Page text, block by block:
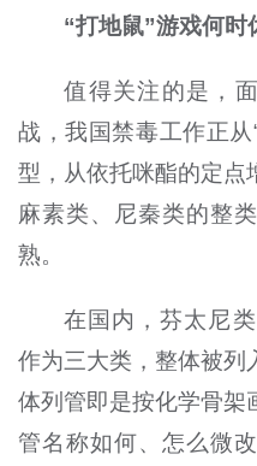
“打地鼠”游戏何时
值得关注的是，
战，我国禁毒工作正从
型，从依托咪酯的定点
麻素类、尼秦类的整
熟。
在国内，芬太尼
作为三大类，整体被列
体列管即是按化学骨架
管名称如何、怎么微